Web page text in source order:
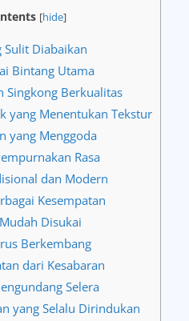
[hide]
Sulit Diabaikan
Bintang Utama
Singkong Berkualitas
yang Menentukan Tekstur
yang Menggoda
Rasa
dan Modern
Kesempatan
Disukai
Berkembang
dari Kesabaran
Selera
yang Selalu Dirindukan